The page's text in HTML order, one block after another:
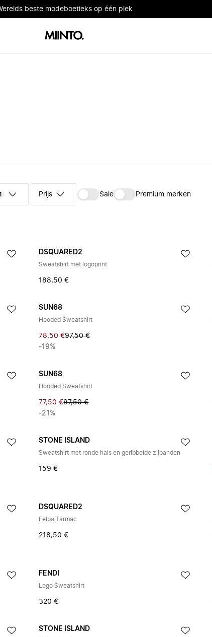
beste modeboetieks op één plek
Prijs Sale Premium merken
DSQUARED2
Sweatshirt met logoprint
188,50 €
SUN68
Hooded Sweatshirt
78,50 €97,50 €
-19%
SUN68
Hooded Sweatshirt
77,50 €97,50 €
-21%
STONE ISLAND
Sweatshirt met ronde hals en geribbelde zijpanden
159 €
DSQUARED2
Felpa Tarmac
218,50 €
FENDI
Logo Sweatshirt
320 €
STONE ISLAND